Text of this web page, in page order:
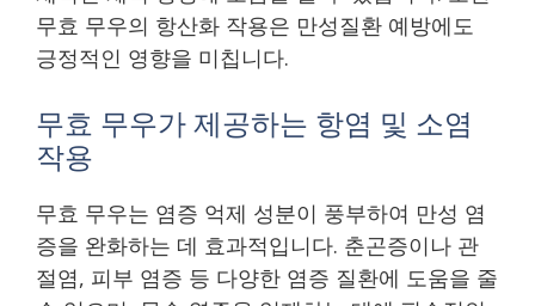
무효 무우의 항산화 작용은 만성질환 예방에도
긍정적인 영향을 미칩니다.
무효 무우가 제공하는 항염 및 소염
작용
무효 무우는 염증 억제 성분이 풍부하여 만성 염
증을 완화하는 데 효과적입니다. 춘곤증이나 관
절염, 피부 염증 등 다양한 염증 질환에 도움을 줄